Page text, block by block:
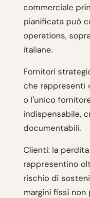
commerciale
pianificata può
operations,
italiane.
Fornitori
che rappresenti
o l'unico
indispensabile,
documentabili.
Clienti: la
rappresentino
rischio di
margini fissi